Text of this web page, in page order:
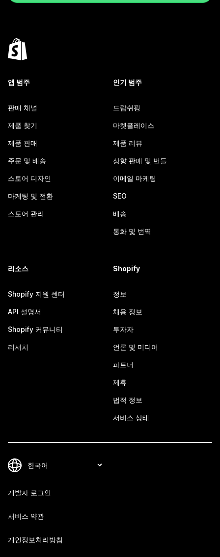
앱 범주
판매 채널
제품 찾기
제품 판매
주문 및 배송
스토어 디자인
마케팅 및 전환
스토어 관리
인기 범주
드랍쉬핑
마켓플레이스
제품 리뷰
상향 판매 및 번들
이메일 마케팅
SEO
배송
통화 및 번역
리소스
Shopify 지원 센터
API 설명서
Shopify 커뮤니티
리서치
Shopify
정보
채용 정보
투자자
언론 및 미디어
파트너
제휴
법적 정보
서비스 상태
개발자 로그인
서비스 약관
개인정보처리방침